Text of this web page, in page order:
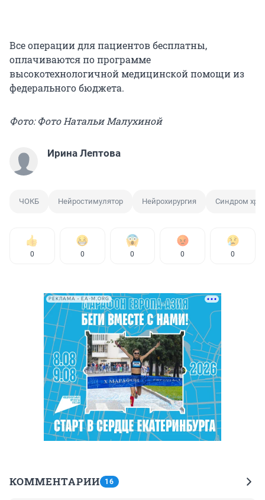
Все операции для пациентов бесплатны,
оплачиваются по программе
высокотехнологичной медицинской помощи из
федерального бюджета.
Фото: Фото Натальи Малухиной
Ирина Лептова
ЧОКБ Нейростимулятор Нейрохирургия Синдром
0 0 0 0 0
РЕКЛАМА • EA-M.ORG
КОММЕНТАРИИ 16